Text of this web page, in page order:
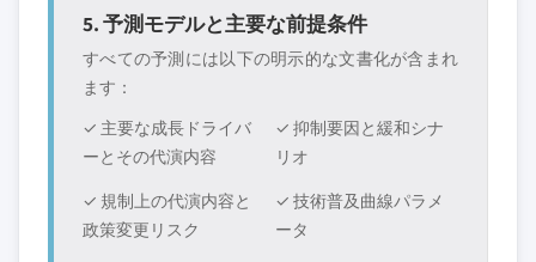
5. 予測モデルと主要な前提条件
すべての予測には以下の明示的な文書化が含まれ
ます：
✓ 主要な成長ドライバ
ーとその代演内容
✓ 抑制要因と緩和シナ
リオ
✓ 規制上の代演内容と
政策変更リスク
✓ 技術普及曲線パラメ
ータ